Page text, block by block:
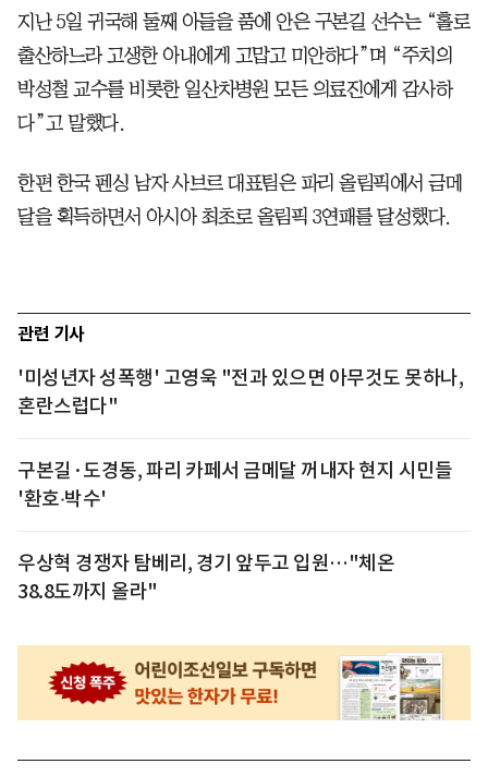
지난 5일 귀국해 둘째 아들을 품에 안은 구본길 선수는 “홀로
출산하느라 고생한 아내에게 고맙고 미안하다”며 “주치의
박성철 교수를 비롯한 일산차병원 모든 의료진에게 감사하
다”고 말했다.
한편 한국 펜싱 남자 사브르 대표팀은 파리 올림픽에서 금메
달을 획득하면서 아시아 최초로 올림픽 3연패를 달성했다.
관련 기사
'미성년자 성폭행' 고영욱 "전과 있으면 아무것도 못하나,
혼란스럽다"
구본길·도경동, 파리 카페서 금메달 꺼내자 현지 시민들
'환호‧박수'
우상혁 경쟁자 탐베리, 경기 앞두고 입원…"체온
38.8도까지 올라"